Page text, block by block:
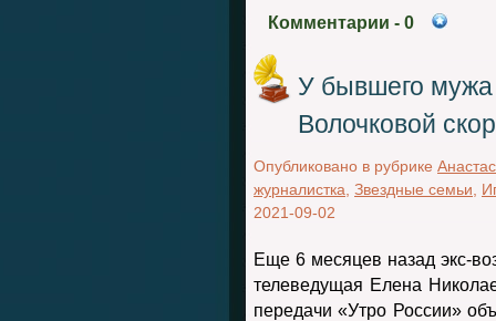
Комментарии - 0
У бывшего
Волочковой
Опубликовано в рубрике
журналистка Звездные семьи
2021-09-02
Еще 6 месяцев назад экс-
телеведущая Елена
передачи «Утро России»